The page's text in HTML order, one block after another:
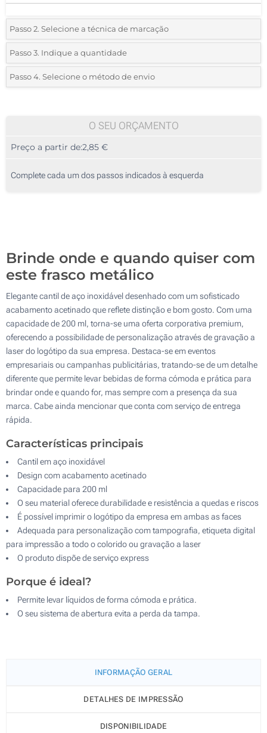
Passo 2. Selecione a técnica de marcação
*Selecione o tipo de marcação e as cores do logotipo:
1 Cor (Na frente)
Passo 3. Indique a quantidade
*Quantidade mínima:10
20
50
Passo 4. Selecione o método de envio
O SEU ORÇAMENTO
Preço a partir de:2,85 €
Complete cada um dos passos indicados à esquerda
Brinde onde e quando quiser com
este frasco metálico
Elegante cantil de aço inoxidável desenhado com um sofisticado
acabamento acetinado que reflete distinção e bom gosto. Com uma
capacidade de 200 ml, torna-se uma oferta corporativa premium,
oferecendo a possibilidade de personalização através de gravação a
laser do logótipo da sua empresa. Destaca-se em eventos
empresariais ou campanhas publicitárias, tratando-se de um detalhe
diferente que permite levar bebidas de forma cómoda e prática para
brindar onde e quando for, mas sempre com a presença da sua
marca. Cabe ainda mencionar que conta com serviço de entrega
rápida.
Características principais
Cantil em aço inoxidável
Design com acabamento acetinado
Capacidade para 200 ml
O seu material oferece durabilidade e resistência a quedas e riscos
É possível imprimir o logótipo da empresa em ambas as faces
Adequada para personalização com tampografia, etiqueta digital
para impressão a todo o colorido ou gravação a laser
O produto dispõe de serviço express
Porque é ideal?
Permite levar líquidos de forma cómoda e prática.
O seu sistema de abertura evita a perda da tampa.
INFORMAÇÃO GERAL
DETALHES DE IMPRESSÃO
DISPONIBILIDADE